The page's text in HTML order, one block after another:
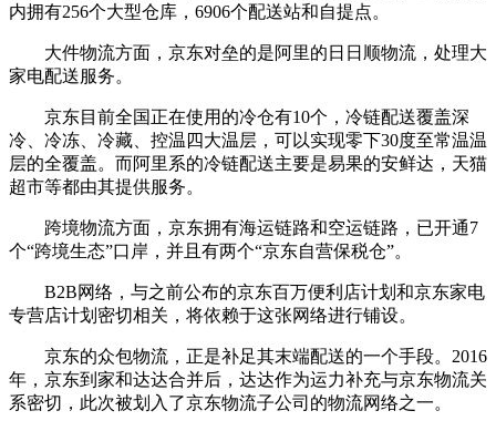
内拥有256个大型仓库，6906个配送站和自提点。
大件物流方面，京东对垒的是阿里的日日顺物流，处理大
家电配送服务。
京东目前全国正在使用的冷仓有10个，冷链配送覆盖深
冷、冷冻、冷藏、控温四大温层，可以实现零下30度至常温温
层的全覆盖。而阿里系的冷链配送主要是易果的安鲜达，天猫
超市等都由其提供服务。
跨境物流方面，京东拥有海运链路和空运链路，已开通7
个“跨境生态”口岸，并且有两个“京东自营保税仓”。
B2B网络，与之前公布的京东百万便利店计划和京东家电
专营店计划密切相关，将依赖于这张网络进行铺设。
京东的众包物流，正是补足其末端配送的一个手段。2016
年，京东到家和达达合并后，达达作为运力补充与京东物流关
系密切，此次被划入了京东物流子公司的物流网络之一。